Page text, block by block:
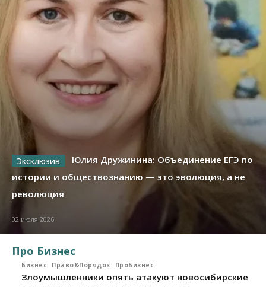
Юлия Дружинина: Объединение ЕГЭ по
истории и обществознанию — это эволюция, а не
революция
02 июля 2026
Про Бизнес
Бизнес Право&Порядок ПроБизнес
Злоумышленники опять атакуют новосибирские